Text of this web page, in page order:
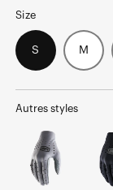
Size
S M
Autres styles